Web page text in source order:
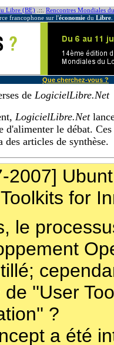
Libre (BE) .::. Rencontres Mondiales
francophone sur l'économie du Libre
Que cherchez-vous ?
de LogicielLibre.Net
LogicielLibre.Net
d'alimenter le débat.
des articles de synthèse.
2007]
for
le
de ''User
?
a été